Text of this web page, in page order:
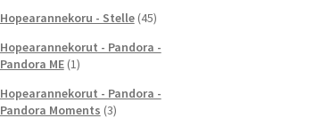
Hopearannekoru - Stelle (45)
Hopearannekorut - Pandora -
Pandora ME (1)
Hopearannekorut - Pandora -
Pandora Moments (3)